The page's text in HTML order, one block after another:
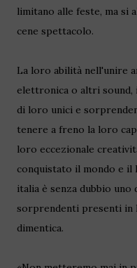
limitano alle feste, ma si
cene spettacolo.
La loro abilità nell'unire
elettronica o altri sound,
di loro unici e
tenere a freno la loro
loro eccezionale
conquistato il mondo e
italia è senza dubbio
sorprendenti presenti in
dimentica.